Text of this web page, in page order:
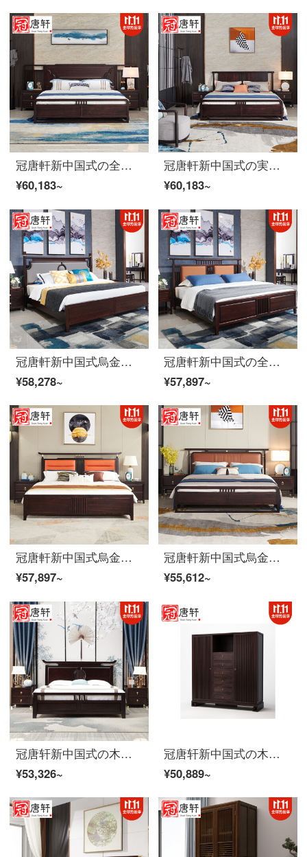
冠唐軒新中国式の全実木ベッドは現代簡単で約1.8メートルの大型ベッド烏金木床ダブルベッドの主な寝室の家具は2.0*2.2(烏金金金)を注文します。
¥60,183~
冠唐軒新中国式の実木ダブルベッド現代別荘の見本室の高級家庭服の主な寝床1.8*2メートルの大きいベッドの烏金木家服は2.0*2.2(烏金木)を注文します。
¥60,183~
冠唐軒新中国式烏金木全木ベッド現代簡単約1.8メートルの大型ベッドの皮質ダブルベッドの主な寝室の家具は2.0*2.20メートルカスタマイズされています。
¥58,278~
冠唐軒新中国式の全実木ベッドは現代で簡単で約1.8メートルの大きいベッドの皮質のダブルベッドの主な寝室の家は別荘のホテルの豪邸の家具を詰めて1.8*2.0メートル注文します。
¥57,897~
冠唐軒新中国式烏金木全木ベッド現代簡単約1.8メートルの大型ベッドの皮質ダブルベッドの主な寝室の家具の結婚ベッドは2.0*2.20メートルカスタマイズされます（烏金木）
¥57,897~
冠唐軒新中国式烏金木全裸床現代簡単約1.8メートルダブルベッドの主な寝室の家装別荘家具婚床カスタム2.0*2.20メートル（烏金木）
¥55,612~
冠唐轩新中国式の木造ベッドはシンプルで、現代の主な寝台のダブルベッドは1.8メートルです。
¥53,326~
冠唐轩新中国式の木箪笥禅意中華双門復古箪笥収納棚寝室家具家装カスタマイズ双門箪笥
¥50,889~